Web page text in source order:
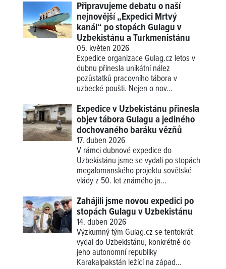
Připravujeme debatu o naší
nejnovější „Expedici Mrtvý
kanál“ po stopách Gulagu v
Uzbekistánu a Turkmenistánu
05. květen 2026
Expedice organizace Gulag.cz letos v
dubnu přinesla unikátní nález
pozůstatků pracovního tábora v
uzbecké poušti. Nejen o nov...
Expedice v Uzbekistánu přinesla
objev tábora Gulagu a jediného
dochovaného baráku vězňů
17. duben 2026
V rámci dubnové expedice do
Uzbekistánu jsme se vydali po stopách
megalomanského projektu sovětské
vlády z 50. let známého ja...
Zahájili jsme novou expedici po
stopách Gulagu v Uzbekistánu
14. duben 2026
Výzkumný tým Gulag.cz se tentokrát
vydal do Uzbekistánu, konkrétně do
jeho autonomní republiky
Karakalpakstán ležící na západ...